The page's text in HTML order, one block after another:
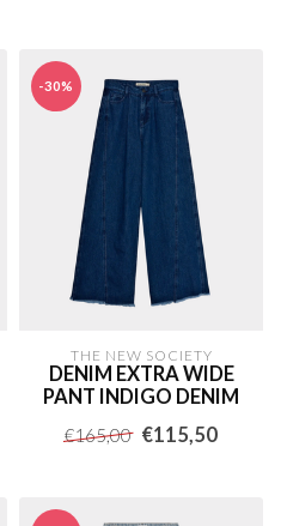
-30%
THE NEW SOCIETY
DENIM EXTRA WIDE
PANT INDIGO DENIM
€165,00 €115,50